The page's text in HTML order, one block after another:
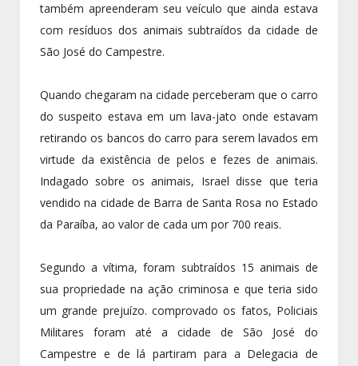
também apreenderam seu veículo que ainda estava
com resíduos dos animais subtraídos da cidade de
São José do Campestre.
Quando chegaram na cidade perceberam que o carro
do suspeito estava em um lava-jato onde estavam
retirando os bancos do carro para serem lavados em
virtude da existência de pelos e fezes de animais.
Indagado sobre os animais, Israel disse que teria
vendido na cidade de Barra de Santa Rosa no Estado
da Paraíba, ao valor de cada um por 700 reais.
Segundo a vítima, foram subtraídos 15 animais de
sua propriedade na ação criminosa e que teria sido
um grande prejuízo. comprovado os fatos, Policiais
Militares foram até a cidade de São José do
Campestre e de lá partiram para a Delegacia de